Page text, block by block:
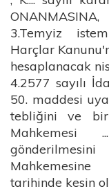
ONANMASINA,
3.Temyiz
Harçlar
hesaplanacak
4.2577 sayılı
50. maddesi
tebliğini ve
Mahkemesi
tarihinde kesin